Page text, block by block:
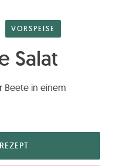
VORSPEISE
Salat
Beete in einem